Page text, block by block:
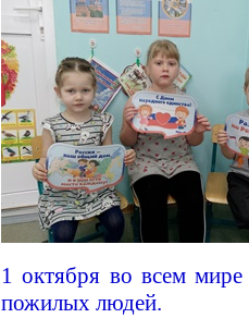
1 октября во всем
пожилых людей.